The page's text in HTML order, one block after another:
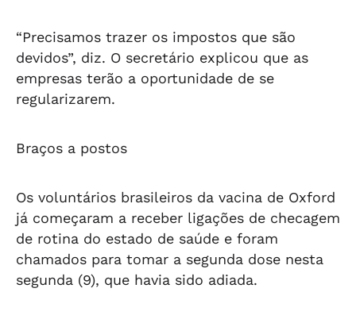
“Precisamos trazer os impostos que são
devidos”, diz. O secretário explicou que as
empresas terão a oportunidade de se
regularizarem.
Braços a postos
Os voluntários brasileiros da vacina de Oxford
já começaram a receber ligações de checagem
de rotina do estado de saúde e foram
chamados para tomar a segunda dose nesta
segunda (9), que havia sido adiada.